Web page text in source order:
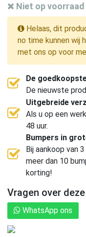
Niet op voorraad
Helaas, dit
no time kunnen wij
met ons op voor
De
De nieuwste
Uitgebreide
Als u op een
48 uur.
Bumpers in
Bij aankoop van
meer dan 10
korting!
Vragen over
WhatsApp ons